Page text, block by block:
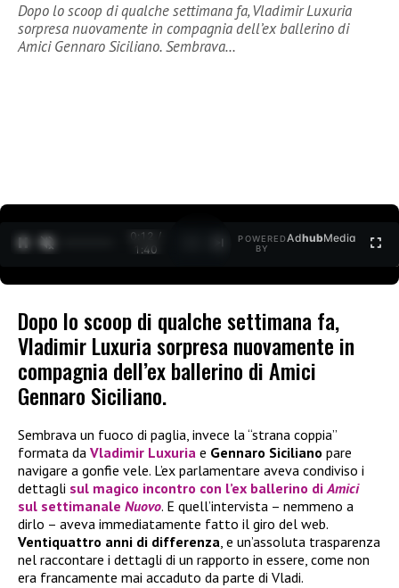
Dopo lo scoop di qualche settimana fa, Vladimir Luxuria
sorpresa nuovamente in compagnia dell’ex ballerino di
Amici Gennaro Siciliano. Sembrava…
0:12 /
1:40
POWERED
BY
AdhubMedia
Dopo lo scoop di qualche settimana fa,
Vladimir Luxuria sorpresa nuovamente in
compagnia dell’ex ballerino di Amici
Gennaro Siciliano.
Sembrava un fuoco di paglia, invece la “strana coppia”
formata da Vladimir Luxuria e Gennaro Siciliano pare
navigare a gonfie vele. L’ex parlamentare aveva condiviso i
dettagli sul magico incontro con l’ex ballerino diAmici
sul settimanale Nuovo. E quell’intervista – nemmeno a
dirlo – aveva immediatamente fatto il giro del web.
Ventiquattro anni di differenza, e un’assoluta trasparenza
nel raccontare i dettagli di un rapporto in essere, come non
era francamente mai accaduto da parte di Vladi.